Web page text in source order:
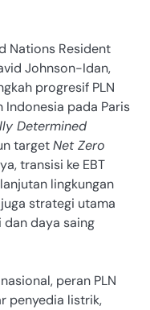
Nations Resident
Johnson-Idan,
progresif PLN
Indonesia pada Paris
Determined
targetNet Zero
transisi ke EBT
lingkungan
strategi utama
dan daya saing
peran PLN
penyedia listrik,